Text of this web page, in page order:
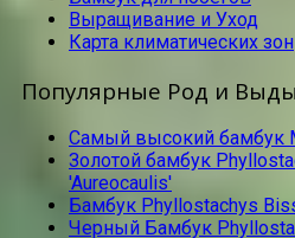
Выращивание и Уход
Карта климатических зон
Популярные Род и
Самый высокий бамбук
Золотой бамбук
'Aureocaulis'
Бамбук Phyllostachys
Черный Бамбук